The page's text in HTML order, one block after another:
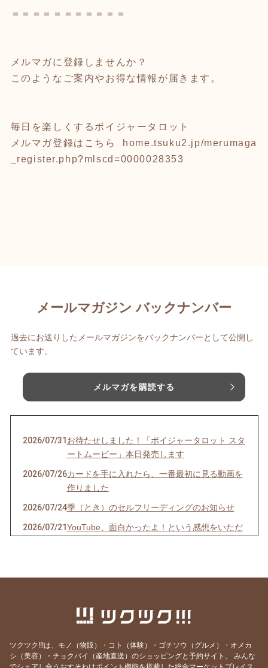
＝＝＝＝＝＝＝＝＝＝＝
メルマガに登録しませんか？
このようなご案内やお得な情報が届きます。
毎日を楽しくするボイジャータロット
メルマガ登録はこちら home.tsuku2.jp/merumaga
_register.php?mlscd=0000028353
メールマガジン バックナンバー
過去にお送りしたメールマガジンをバックナンバーとして公開し
ています。
メルマガを購読する
2026/07/31 お待たせしました！「ボイジャータロット スタ
ートムービー」本日発売します
2026/07/26カードを手に入れたら、一番最初に見る動画を
作りました
2026/07/24季（とき）のセルフリーディングのお知らせ
2026/07/21YouTube、面白かったよ！という感想をいただ
2026/07/03魂の声、聞こえてる？ゆうあか個別説明会受付
緩んで、許して、委ねて、そしてみんなで豊か
2026/07/01もっと時間をかけてインナーチャイルドを癒し
たい
ツクツク!!!は、モノ（物販）・コト（体験）・ゴチソウ（グルメ）・オメカ
シ（美容）・チョクバイ（産地直送）のショッピングと予約サイト。
みんな